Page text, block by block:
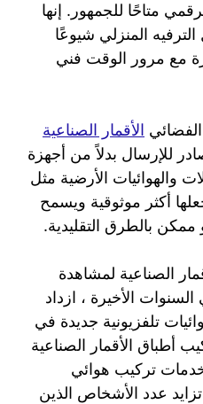
متاحًا للجمهور. إنها
المنزلي شيوعًا
مع مرور الوقت فني
الأقمار الصناعية
للإرسال بدلاً من أجهزة
والهوائيات الأرضية مثل
أكثر موثوقية ويسمح
بالطرق التقليدية.
الصناعية لمشاهدة
الأخيرة ، ازداد
تلفزيونية جديدة في
أطباق الأقمار الصناعية
خدمات تركيب هوائي
عدد الأشخاص الذين